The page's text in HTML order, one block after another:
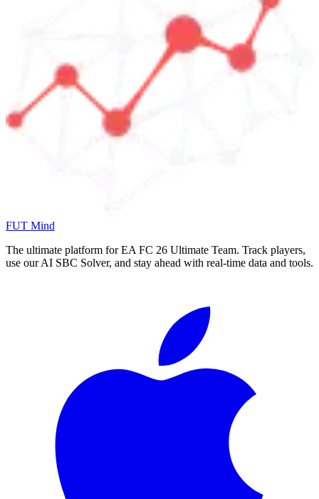
FUT Mind
The ultimate platform for EA FC 26 Ultimate Team. Track players,
use our AI SBC Solver, and stay ahead with real-time data and tools.